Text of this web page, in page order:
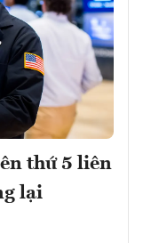
thứ 5 liên
lại